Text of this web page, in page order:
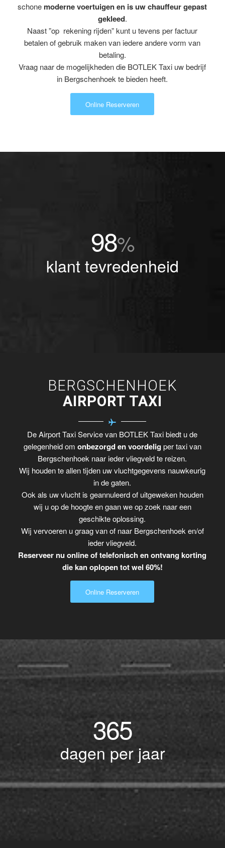
schone moderne voertuigen en is uw chauffeur gepast
gekleed.
Naast ”op rekening rijden” kunt u tevens per factuur
betalen of gebruik maken van iedere andere vorm van
betaling.
Vraag naar de mogelijkheden die BOTLEK Taxi uw bedrijf
in Bergschenhoek te bieden heeft.
Online Reserveren
98%
klant tevredenheid
BERGSCHENHOEK
AIRPORT TAXI
De Airport Taxi Service van BOTLEK Taxi biedt u de
gelegenheid om onbezorgd en voordelig per taxi van
Bergschenhoek naar ieder vliegveld te reizen.
Wij houden te allen tijden uw vluchtgegevens nauwkeurig
in de gaten.
Ook als uw vlucht is geannuleerd of uitgeweken houden
wij u op de hoogte en gaan we op zoek naar een
geschikte oplossing.
Wij vervoeren u graag van of naar Bergschenhoek en/of
ieder vliegveld.
Reserveer nu online of telefonisch en ontvang korting
die kan oplopen tot wel 60%!
Online Reserveren
365
dagen per jaar